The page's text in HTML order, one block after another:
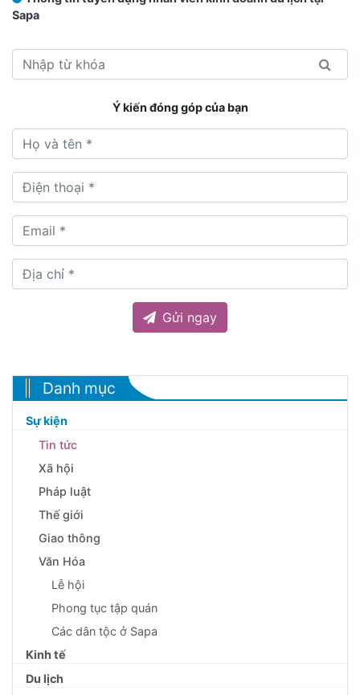
Sapa
Ý kiến đóng góp của bạn
Gửi ngay
Danh mục
Sự kiện
Tin tức
Xã hội
Pháp luật
Thế giới
Giao thông
Văn Hóa
Lễ hội
Phong tục tập quán
Các dân tộc ở Sapa
Kinh tế
Du lịch